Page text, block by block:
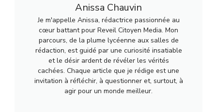
Anissa Chauvin
Je m'appelle Anissa, rédactrice passionnée au
cœur battant pour Reveil Citoyen Media. Mon
parcours, de la plume lycéenne aux salles de
rédaction, est guidé par une curiosité insatiable
et le désir ardent de révéler les vérités
cachées. Chaque article que je rédige est une
invitation à réfléchir, à questionner et, surtout, à
agir pour un monde meilleur.